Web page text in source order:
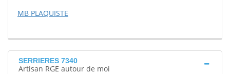
MB PLAQUISTE
SERRIERES 7340
Artisan RGE autour de moi